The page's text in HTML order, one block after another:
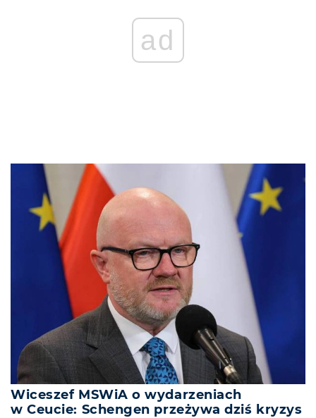
ad
Wiceszef MSWiA o wydarzeniach
w Ceucie: Schengen przeżywa dziś kryzys